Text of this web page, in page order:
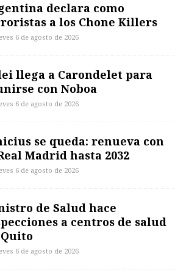
declara como
a los Chone Killers
6 de agosto de 2026
llega a Carondelet para
con Noboa
6 de agosto de 2026
se queda: renueva con
Madrid hasta 2032
6 de agosto de 2026
de Salud hace
a centros de salud
6 de agosto de 2026